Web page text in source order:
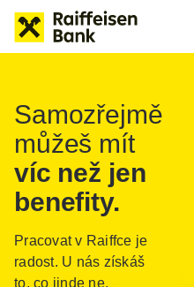
Samozřejmě
můžeš mít
víc než jen
benefity.
Pracovat v Raiffce je
radost. U nás získáš
to, co jinde ne.